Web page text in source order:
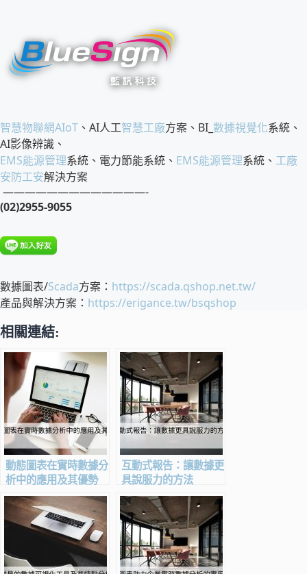
智慧物聯網AIoT 、AI人工智慧工廠方案、BI_ 數據視覺化系統、
AI影像辨識、
EMS能源管理系統、電力節能系統、 EMS能源管理系統、 工廠
安防工安解決方案
—————————————-
(02)2955-9055
數據圖表/Scada方案： https://scada.qshop.net.tw/
產品與解決方案： https://erigance.tw/bsqshop
相關連結:
動態圖表在實時數據分
析中的應用及其優勢
互動式報告：讓數據更
具說服力的方法